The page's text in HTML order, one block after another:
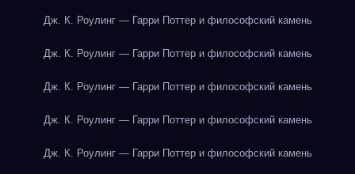
Дж. К. Роулинг — Гарри Поттер и философский камень
Дж. К. Роулинг — Гарри Поттер и философский камень
Дж. К. Роулинг — Гарри Поттер и философский камень
Дж. К. Роулинг — Гарри Поттер и философский камень
Дж. К. Роулинг — Гарри Поттер и философский камень